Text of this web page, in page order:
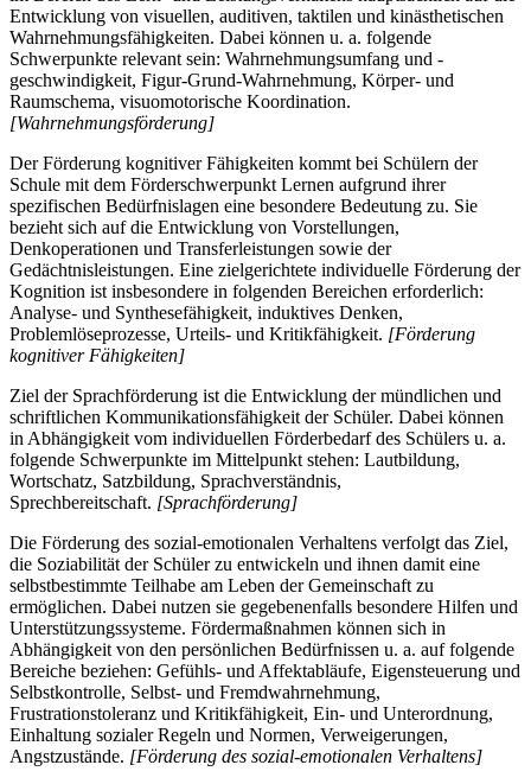
Entwicklung von visuellen, auditiven, taktilen und kinästhetischen
Wahrnehmungsfähigkeiten. Dabei können u. a. folgende
Schwerpunkte relevant sein: Wahrnehmungsumfang und -
geschwindigkeit, Figur-Grund-Wahrnehmung, Körper- und
Raumschema, visuomotorische Koordination.
[Wahrnehmungsförderung]
Der Förderung kognitiver Fähigkeiten kommt bei Schülern der
Schule mit dem Förderschwerpunkt Lernen aufgrund ihrer
spezifischen Bedürfnislagen eine besondere Bedeutung zu. Sie
bezieht sich auf die Entwicklung von Vorstellungen,
Denkoperationen und Transferleistungen sowie der
Gedächtnisleistungen. Eine zielgerichtete individuelle Förderung der
Kognition ist insbesondere in folgenden Bereichen erforderlich:
Analyse- und Synthesefähigkeit, induktives Denken,
Problemlöseprozesse, Urteils- und Kritikfähigkeit. [Förderung
kognitiver Fähigkeiten]
Ziel der Sprachförderung ist die Entwicklung der mündlichen und
schriftlichen Kommunikationsfähigkeit der Schüler. Dabei können
in Abhängigkeit vom individuellen Förderbedarf des Schülers u. a.
folgende Schwerpunkte im Mittelpunkt stehen: Lautbildung,
Wortschatz, Satzbildung, Sprachverständnis,
Sprechbereitschaft. [Sprachförderung]
Die Förderung des sozial-emotionalen Verhaltens verfolgt das Ziel,
die Soziabilität der Schüler zu entwickeln und ihnen damit eine
selbstbestimmte Teilhabe am Leben der Gemeinschaft zu
ermöglichen. Dabei nutzen sie gegebenenfalls besondere Hilfen und
Unterstützungssysteme. Fördermaßnahmen können sich in
Abhängigkeit von den persönlichen Bedürfnissen u. a. auf folgende
Bereiche beziehen: Gefühls- und Affektabläufe, Eigensteuerung und
Selbstkontrolle, Selbst- und Fremdwahrnehmung,
Frustrationstoleranz und Kritikfähigkeit, Ein- und Unterordnung,
Einhaltung sozialer Regeln und Normen, Verweigerungen,
Angstzustände. [Förderung des sozial-emotionalen Verhaltens]